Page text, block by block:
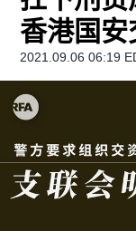
香港国
2021.09.06 06:19